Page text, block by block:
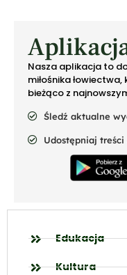
Nasza aplikacja to
miłośnika
bieżąco z
Śledź aktualne
Udostępniaj
Edukacja
Kultura